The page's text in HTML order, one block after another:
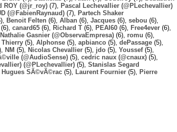
ROY (@jr_roy) (7),
Pascal Lechevallier (@PLechevallier)
(@FabienRaynaud) (7),
Partech Shaker
Benoit Felten (6), Alban (6), Jacques (6), sebou (6),
(6), canard65 (6), Richard T (6), PEAI60 (6), Free4ever (6),
Nathalie Gasnier (@ObservaEmpresa) (6), romu (6),
Thierry (5), Alphonse (5), apbianco (5), dePassage (5),
NM (5), Nicolas Chevallier (5), jdo (5), Youssef(5),
(@AudioSense) (5), cedric naux (@cnaux) (5),
(@PLechevallier) (5), Stanislas Segard
Hugues SÃ©vÃ©rac (5), Laurent Fournier (5),
Pierre